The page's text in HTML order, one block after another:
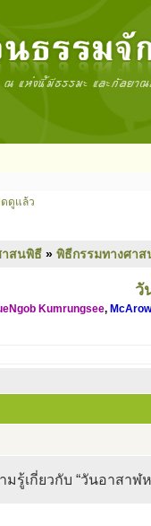
ดดูแล้ว
สนพิธี » พิธีกรรมทางศา
วั
Kumrungsee,
รู้เกี่ยวกับ “วันอาสาฬห